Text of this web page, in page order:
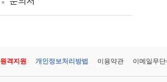
원격지원 개인정보처리방법 이용약관 이메일무